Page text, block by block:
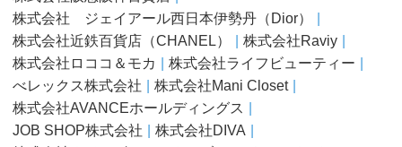
株式会社 ジェイアール西日本伊勢丹（Dior）
株式会社近鉄百貨店（CHANEL）
株式会社Raviy
株式会社ロココ＆モカ
株式会社ライフビューティー
べレックス株式会社
株式会社Mani Closet
株式会社AVANCEホールディングス
JOB SHOP株式会社
株式会社DIVA